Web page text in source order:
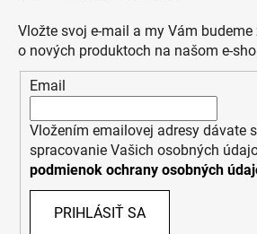
Vložte svoj e-mail a my Vám
o nových produktoch na našom e-
Email
Vložením emailovej adresy dávate
spracovanie Vašich osobných
podmienok ochrany osobných
PRIHLÁSIŤ SA